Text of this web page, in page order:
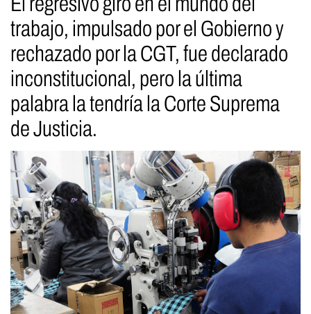
trabajo, impulsado por el Gobierno y
rechazado por la CGT, fue declarado
inconstitucional, pero la última
palabra la tendría la Corte Suprema
de Justicia.